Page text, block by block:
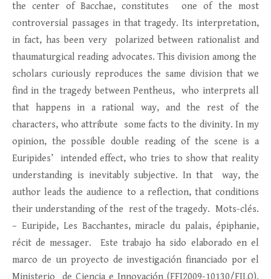
the center of Bacchae, constitutes one of the most
controversial passages in that tragedy. Its interpretation,
in fact, has been very polarized between rationalist and
thaumaturgical reading advocates. This division among the
scholars curiously reproduces the same division that we
find in the tragedy between Pentheus, who interprets all
that happens in a rational way, and the rest of the
characters, who attribute some facts to the divinity. In my
opinion, the possible double reading of the scene is a
Euripides’ intended effect, who tries to show that reality
understanding is inevitably subjective. In that way, the
author leads the audience to a reflection, that conditions
their understanding of the rest of the tragedy. Mots-clés.
– Euripide, Les Bacchantes, miracle du palais, épiphanie,
récit de messager. Este trabajo ha sido elaborado en el
marco de un proyecto de investigación financiado por el